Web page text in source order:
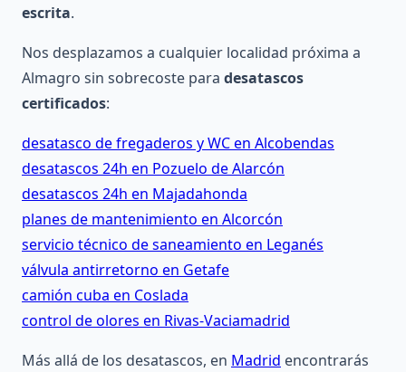
escrita.
Nos desplazamos a cualquier localidad próxima a
Almagro sin sobrecoste para desatascos
certificados:
desatasco de fregaderos y WC en Alcobendas
desatascos 24h en Pozuelo de Alarcón
desatascos 24h en Majadahonda
planes de mantenimiento en Alcorcón
servicio técnico de saneamiento en Leganés
válvula antirretorno en Getafe
camión cuba en Coslada
control de olores en Rivas-Vaciamadrid
Más allá de los desatascos, en Madrid encontrarás